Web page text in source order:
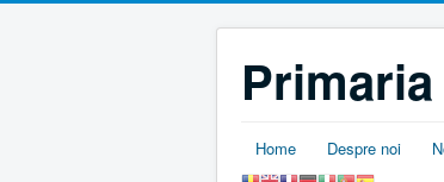
Home Despre noi